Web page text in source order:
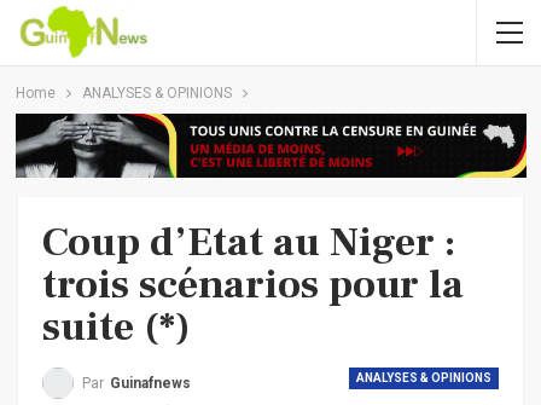
Home ANALYSES & OPINIONS
Coup d’Etat au Niger :
trois scénarios pour la
suite (*)
ANALYSES & OPINIONS
Par Guinafnews